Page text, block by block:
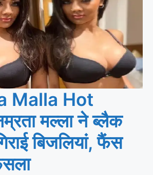
Malla Hot
मल्ला ने ब्लैक
बिजलियां, फैंस